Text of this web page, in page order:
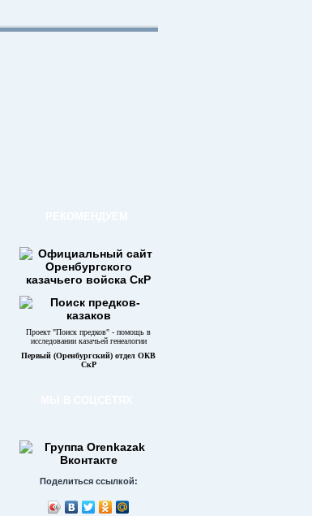
Проект "Поиск предков" - помощь в
исследовании казачьей генеалогии
Первый (Оренбургский) отдел ОКВ
СкР
Поделиться ссылкой: